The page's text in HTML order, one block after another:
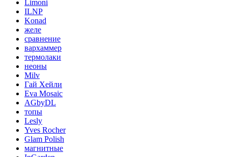
Limoni
ILNP
Konad
желе
сравнение
вархаммер
термолаки
неоны
Milv
Гай Хейли
Eva Mosaic
AGbyDL
топы
Lesly
Yves Rocher
Glam Polish
магнитные